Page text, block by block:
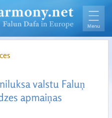
valstu Faluņ
apmaiņas